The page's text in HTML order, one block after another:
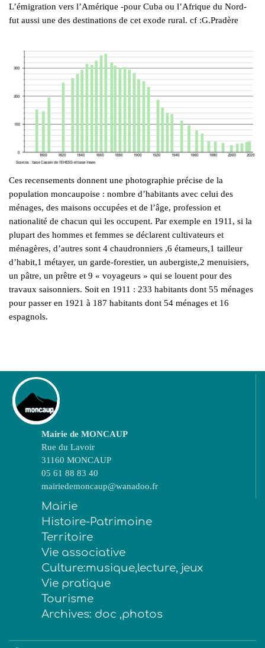
L’émigration vers l’Amérique -pour Cuba ou l’Afrique du Nord-
fut aussi une des destinations de cet exode rural. cf :G.Pradère
Ces recensements donnent une photographie précise de la
population moncaupoise : nombre d’habitants avec celui des
ménages, des maisons occupées et de l’âge, profession et
nationalité de chacun qui les occupent. Par exemple en 1911, si la
plupart des hommes et femmes se déclarent cultivateurs et
ménagères, d’autres sont 4 chaudronniers ,6 étameurs,1 tailleur
d’habit,1 métayer, un garde-forestier, un aubergiste,2 menuisiers,
un pâtre, un prêtre et 9 « voyageurs » qui se louent pour des
travaux saisonniers. Soit en 1911 : 233 habitants dont 55 ménages
pour passer en 1921 à 187 habitants dont 54 ménages et 16
espagnols.
Mairie de MONCAUP
Rue du Lavoir
31160 MONCAUP
05 61 88 83 40
mairiedemoncaup@wanadoo.fr
Mairie
Histoire-Patrimoine
Territoire
Vie associative
Culture:musique,lecture, jeux
Vie pratique
Tourisme
Archives: doc ,photos